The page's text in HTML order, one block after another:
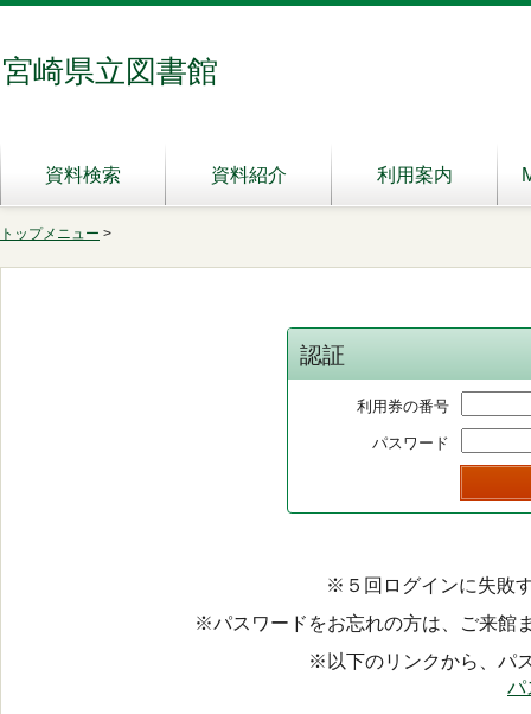
宮崎県立図書館
資料検索 資料紹介 利用案内
トップメニュー >
認証
利用券の番号
パスワード
※５回ログインに失敗
※パスワードをお忘れの方は、ご来館
※以下のリンクから、パ
パ